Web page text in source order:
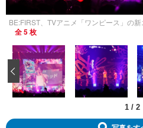
BE:FIRST、TVアニメ「ワンピース」の
全 5 枚
1 / 2
‹